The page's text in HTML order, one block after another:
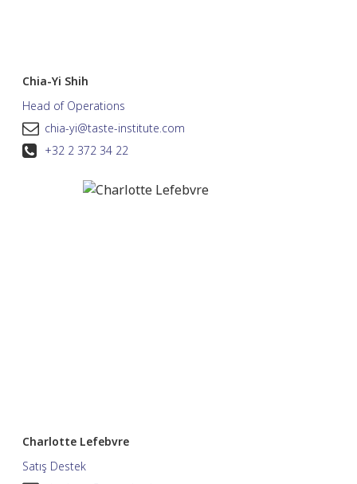
Chia-Yi Shih
Head of Operations
chia-yi@taste-institute.com
+32 2 372 34 22
Charlotte Lefebvre
Satış Destek